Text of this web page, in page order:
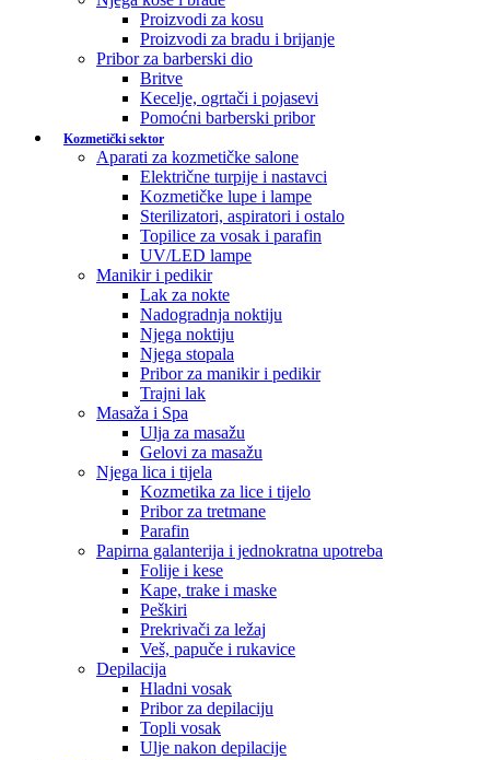
Proizvodi za kosu
Proizvodi za bradu i brijanje
Pribor za barberski dio
Britve
Kecelje, ogrtači i pojasevi
Pomoćni barberski pribor
Kozmetički sektor
Aparati za kozmetičke salone
Električne turpije i nastavci
Kozmetičke lupe i lampe
Sterilizatori, aspiratori i ostalo
Topilice za vosak i parafin
UV/LED lampe
Manikir i pedikir
Lak za nokte
Nadogradnja noktiju
Njega noktiju
Njega stopala
Pribor za manikir i pedikir
Trajni lak
Masaža i Spa
Ulja za masažu
Gelovi za masažu
Njega lica i tijela
Kozmetika za lice i tijelo
Pribor za tretmane
Parafin
Papirna galanterija i jednokratna upotreba
Folije i kese
Kape, trake i maske
Peškiri
Prekrivači za ležaj
Veš, papuče i rukavice
Depilacija
Hladni vosak
Pribor za depilaciju
Topli vosak
Ulje nakon depilacije